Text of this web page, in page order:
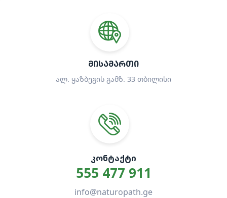
ᲛᲘᲡᲐᲛᲐᲠᲗᲘ
ალ. ყაზბეგის გამზ. 33 თბილისი
ᲙᲝᲜᲢᲐᲥᲢᲘ
555 477 911
info@naturopath.ge